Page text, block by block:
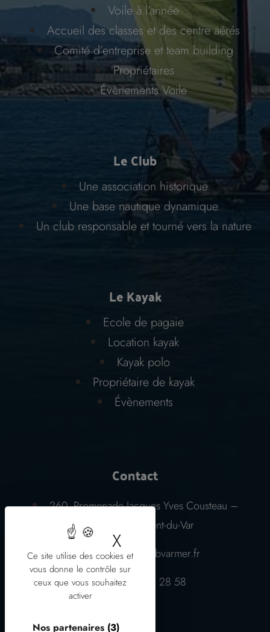
Ce site utilise des cookies et
vous donne le contrôle sur
ceux que vous souhaitez
activer
Nos partenaires (3)
X
Voile à l’année
Accueil des classes et des centre aérés
Comité d’entreprise et team building
Propriétaires
Évènements Voile
Le Club
Une association historique
Une base nautique dynamique
Un club responsable et tourné vers la nature
Le Kayak
Ecole de pagaie
Location kayak
Kayak polo
Propriétaire de kayak
Évènements
Contact
260, Promenade Jacques Yves Cousteau –
06700 Saint-Laurent-du-Var
contact@clubvarmer.fr
07 87 03 28 58